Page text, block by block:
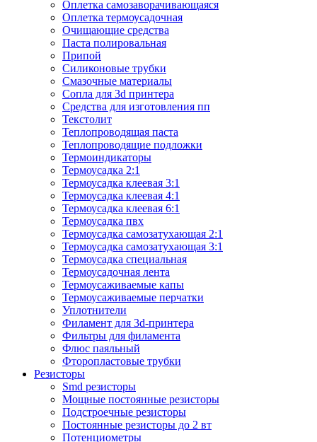
Оплетка самозаворачивающаяся
Оплетка термоусадочная
Очищающие средства
Паста полировальная
Припой
Силиконовые трубки
Смазочные материалы
Сопла для 3d принтера
Средства для изготовления пп
Текстолит
Теплопроводящая паста
Теплопроводящие подложки
Термоиндикаторы
Термоусадка 2:1
Термоусадка клеевая 3:1
Термоусадка клеевая 4:1
Термоусадка клеевая 6:1
Термоусадка пвх
Термоусадка самозатухающая 2:1
Термоусадка самозатухающая 3:1
Термоусадка специальная
Термоусадочная лента
Термоусаживаемые капы
Термоусаживаемые перчатки
Уплотнители
Филамент для 3d-принтера
Фильтры для филамента
Флюс паяльный
Фторопластовые трубки
Резисторы
Smd резисторы
Мощные постоянные резисторы
Подстроечные резисторы
Постоянные резисторы до 2 вт
Потенциометры